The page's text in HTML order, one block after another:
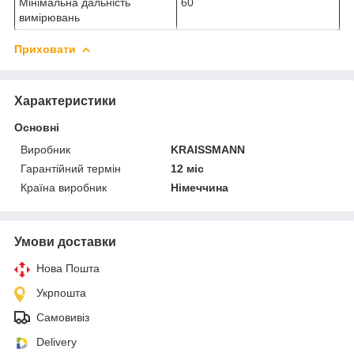
вимірювань
Приховати
Характеристики
Основні
Виробник
KRAISSMANN
Гарантійний термін
12 міс
Країна виробник
Німеччина
Умови доставки
Нова Пошта
Укрпошта
Самовивіз
Delivery